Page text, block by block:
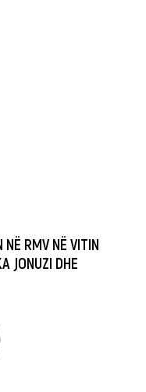
NË RMV NË VITIN
JONUZI DHE